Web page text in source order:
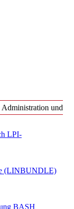
und
LPI-
(LINBUNDLE)
BASH